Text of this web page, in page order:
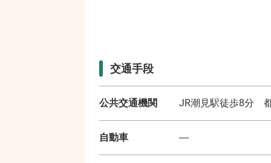
交通手段
公共交通機関 JR潮見駅徒歩8分
自動車 ―